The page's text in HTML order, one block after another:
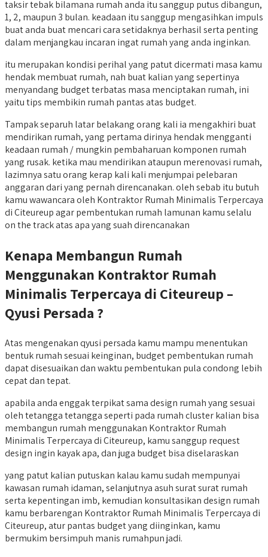
taksir tebak bilamana rumah anda itu sanggup putus dibangun,
1, 2, maupun 3 bulan. keadaan itu sanggup mengasihkan impuls
buat anda buat mencari cara setidaknya berhasil serta penting
dalam menjangkau incaran ingat rumah yang anda inginkan.
itu merupakan kondisi perihal yang patut dicermati masa kamu
hendak membuat rumah, nah buat kalian yang sepertinya
menyandang budget terbatas masa menciptakan rumah, ini
yaitu tips membikin rumah pantas atas budget.
Tampak separuh latar belakang orang kali ia mengakhiri buat
mendirikan rumah, yang pertama dirinya hendak mengganti
keadaan rumah / mungkin pembaharuan komponen rumah
yang rusak. ketika mau mendirikan ataupun merenovasi rumah,
lazimnya satu orang kerap kali kali menjumpai pelebaran
anggaran dari yang pernah direncanakan. oleh sebab itu butuh
kamu wawancara oleh Kontraktor Rumah Minimalis Terpercaya
di Citeureup agar pembentukan rumah lamunan kamu selalu
on the track atas apa yang suah direncanakan
Kenapa Membangun Rumah
Menggunakan Kontraktor Rumah
Minimalis Terpercaya di Citeureup –
Qyusi Persada ?
Atas mengenakan qyusi persada kamu mampu menentukan
bentuk rumah sesuai keinginan, budget pembentukan rumah
dapat disesuaikan dan waktu pembentukan pula condong lebih
cepat dan tepat.
apabila anda enggak terpikat sama design rumah yang sesuai
oleh tetangga tetangga seperti pada rumah cluster kalian bisa
membangun rumah menggunakan Kontraktor Rumah
Minimalis Terpercaya di Citeureup, kamu sanggup request
design ingin kayak apa, dan juga budget bisa diselaraskan
yang patut kalian putuskan kalau kamu sudah mempunyai
kawasan rumah idaman, selanjutnya asuh surat surat rumah
serta kepentingan imb, kemudian konsultasikan design rumah
kamu berbarengan Kontraktor Rumah Minimalis Terpercaya di
Citeureup, atur pantas budget yang diinginkan, kamu
bermukim bersimpuh manis rumahpun jadi.